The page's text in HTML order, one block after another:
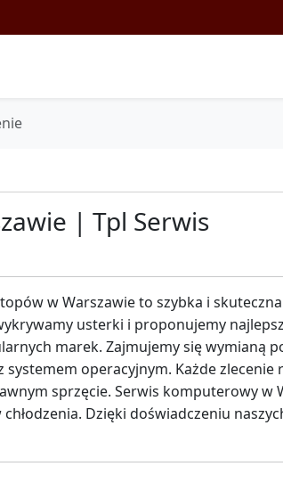
| Tpl Serwis
w Warszawie to szybka i
usterki i proponujemy
marek. Zajmujemy się wymianą
operacyjnym. Każde zlecenie
sprzęcie. Serwis komputerowy
Dzięki doświadczeniu